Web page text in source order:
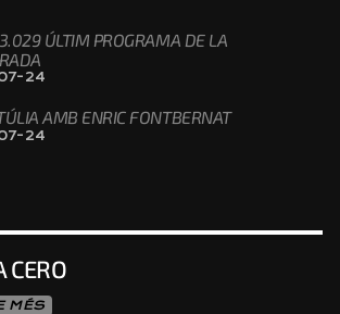
ÚLTIM PROGRAMA DE LA
24
AMB ENRIC FONTBERNAT
24
CERO
MÉS